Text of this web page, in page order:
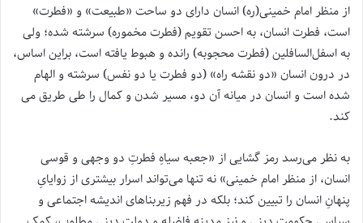
از منظر امام خمینی(ره) انسان دارای دو ساحت «طبیعت» و «فطرت»
است، فطرت انسان، به احسن تقویم (فطرت مخموره) سرشته شده؛ ولی
به اسفل‌السافلین (فطرت محجوبه) رانده و هبوط یافته است، براین اساس،
در درون انسان «دو ‌نقشه راه» (دو فطرت یا دو نفس) سرشته و الهام
شده است و انسان در میانه آن دو، مسیر شدن و کمال را طی طریق می
کند.
به ‌نظر می‌رسد رمز ‌گشایی از «جعبه‌ سیاهِ فطرتِ دو وجهی و قوسی
انسان، از منظر امام خمینی» نه ‌تنها می‌تواند اسرار بیشتری از زوایایِ
پنهانِ انسان را تبیین کند؛ بلکه در فهم زیر‌بناهای اندیشه اجتماعی و